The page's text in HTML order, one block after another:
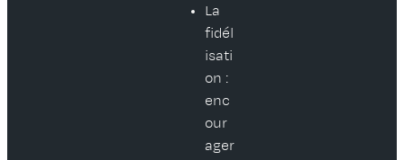
La
fidél
isati
on :
enc
our
ager